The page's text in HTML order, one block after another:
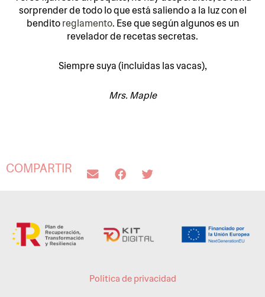
sorprender de todo lo que está saliendo a la luz con el
benditoreglamento. Ese que según algunos es un
revelador de recetas secretas.
Siempre suya (incluidas las vacas),
Mrs. Maple
COMPARTIR
Política de privacidad